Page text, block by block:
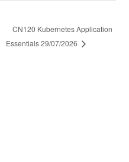
CN120 Kubernetes Application
Essentials 29/07/2026